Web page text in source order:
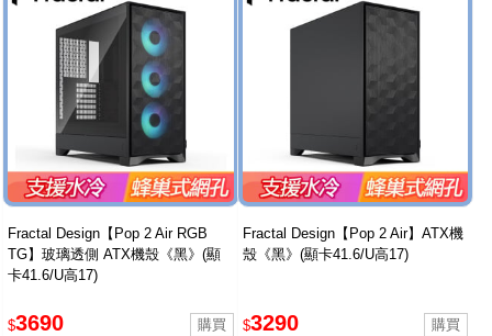
Fractal Design【Pop 2 Air RGB
TG】玻璃透側 ATX機殼《黑》(顯
卡41.6/U高17)
$3690
Fractal Design【Pop 2 Air】ATX機
殼《黑》(顯卡41.6/U高17)
$3290